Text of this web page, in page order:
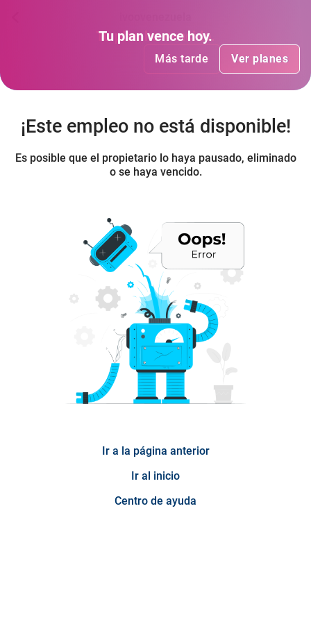
Tu plan ha vencido.
Más tarde Ver planes
Tu plan vence hoy.
Más tarde Ver planes
¡Este empleo no está disponible!
Es posible que el propietario lo haya pausado, eliminado
o se haya vencido.
Ir a la página anterior
Ir al inicio
Centro de ayuda